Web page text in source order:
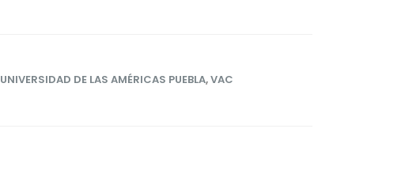
UNIVERSIDAD DE LAS AMÉRICAS PUEBLA,VAC